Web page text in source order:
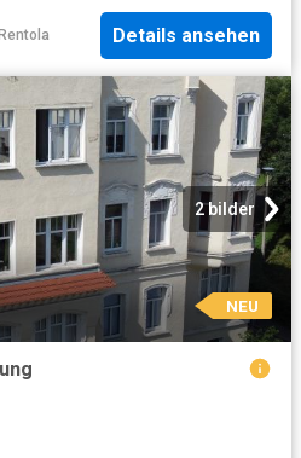
Rentola Details ansehen
2 bilder
NEU